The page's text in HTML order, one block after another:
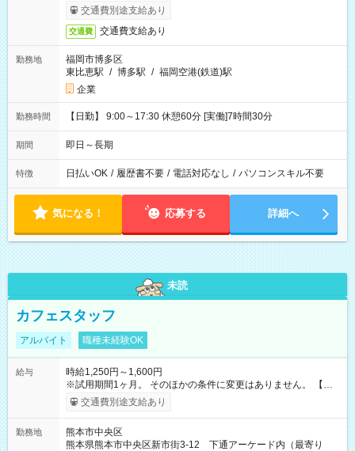
交通費別途支給あり
交通費 交通費支給あり
勤務地
福岡市博多区
東比恵駅 / 博多駅 / 福岡空港(鉄道)駅
企業
勤務時間 【日勤】 9:00～17:30 休憩60分 [実働]7時間30分
期間 即日～長期
特徴 日払いOK / 履歴書不要 / 電話対応なし / パソコンスキル不要
気になる！ 応募する 詳細へ
未読
カフェスタッフ
アルバイト 職種未経験OK
給与
時給1,250円～1,600円
※試用期間1ヶ月。 そのほかの条件に変更はありません。 【試
用期間】試用期間あり 試用期間の長さ：1ヶ月 雇用形態、給与
は本採用時と同じです。
交通費別途支給あり
勤務地
熊本市中央区
熊本県熊本市中央区新市街3-12 下通アーケード内（最寄り